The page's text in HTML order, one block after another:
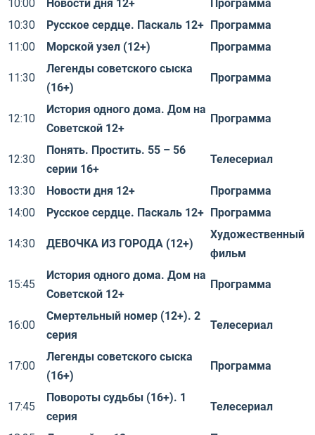
10:00
Новости дня 12+
Программа
10:30
Русское сердце. Паскаль 12+ Программа
11:00
Морской узел (12+) Программа
11:30
Легенды советского сыска
(16+)
Программа
12:10
История одного дома. Дом на
Советской 12+
Программа
12:30
Понять. Простить. 55 – 56
серии 16+
Телесериал
13:30 Новости дня 12+
Программа
14:00
Русское сердце. Паскаль 12+ Программа
14:30 ДЕВОЧКА ИЗ ГОРОДА (12+)
Художественный
фильм
15:45
История одного дома. Дом на
Советской 12+
Программа
16:00
Смертельный номер (12+). 2
серия
Телесериал
17:00
Легенды советского сыска
(16+)
Программа
17:45
Повороты судьбы (16+). 1
серия
Телесериал